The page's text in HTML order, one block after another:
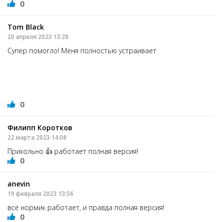
0
Tom Black
20 апреля 2023 13:28
Супер помогло! Меня полностью устраивает
0
Филипп Коротков
22 марта 2023 14:08
Прикольно 👍 работает полная версия!
0
anevin
19 февраля 2023 13:56
всё нормик работает, и правда полная версия!
0